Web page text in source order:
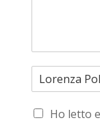
Ho letto